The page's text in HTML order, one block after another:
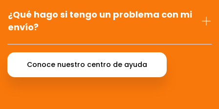
¿Qué hago si tengo un problema con mi
envío?
Conoce nuestro centro de ayuda